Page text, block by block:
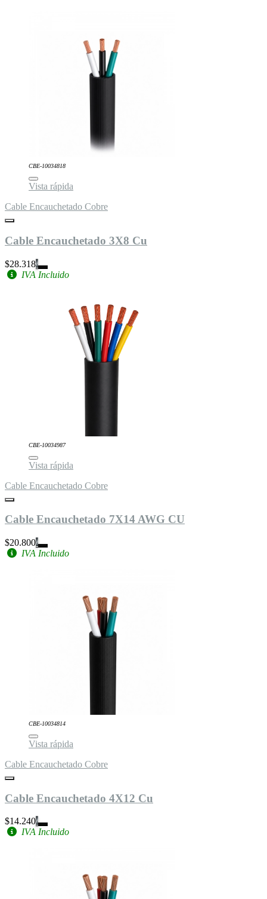
CBE-10034818
Vista rápida
Cable Encauchetado Cobre
Cable Encauchetado 3X8 Cu
$28.318
IVA Incluido
CBE-10034987
Vista rápida
Cable Encauchetado Cobre
Cable Encauchetado 7X14 AWG CU
$20.800
IVA Incluido
CBE-10034814
Vista rápida
Cable Encauchetado Cobre
Cable Encauchetado 4X12 Cu
$14.240
IVA Incluido